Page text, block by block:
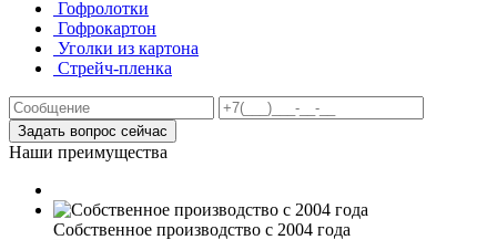
Гофролотки
Гофрокартон
Уголки из картона
Стрейч-пленка
Задать вопрос сейчас
Наши преимущества
Собственное производство с 2004 года